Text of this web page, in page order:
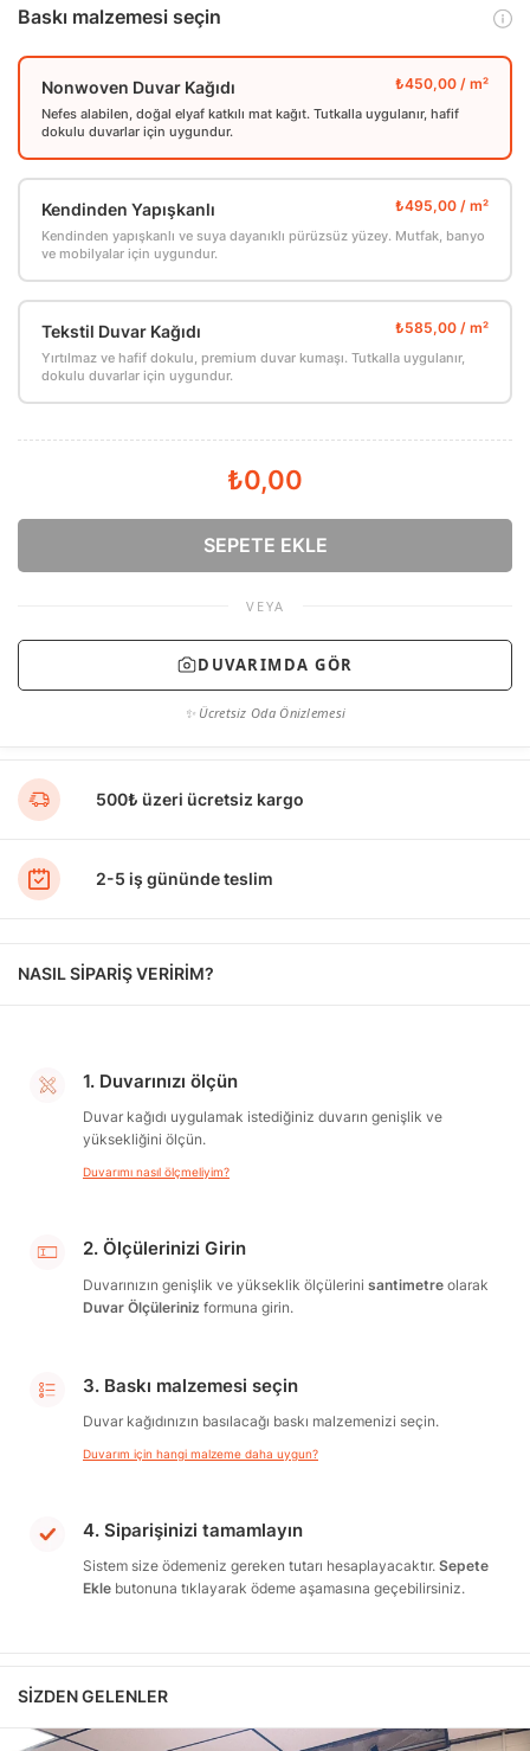
Baskı malzemesi seçin
Nonwoven Duvar Kağıdı
Nefes alabilen, doğal elyaf katkılı mat kağıt. Tutkalla uygulanır, hafif
dokulu duvarlar için uygundur.
Kendinden Yapışkanlı
Kendinden yapışkanlı ve suya dayanıklı pürüzsüz yüzey. Mutfak, banyo
ve mobilyalar için uygundur.
Tekstil Duvar Kağıdı
Yırtılmaz ve hafif dokulu, premium duvar kumaşı. Tutkalla uygulanır,
dokulu duvarlar için uygundur.
₺0,00
SEPETE EKLE
VEYA
DUVARIMDA GÖR
✨ Ücretsiz Oda Önizlemesi
500₺ üzeri ücretsiz kargo
2-5 iş gününde teslim
NASIL SİPARİŞ VERİRİM?
1. Duvarınızı ölçün
Duvar kağıdı uygulamak istediğiniz duvarın genişlik ve
yüksekliğini ölçün.
Duvarımı nasıl ölçmeliyim?
2. Ölçülerinizi Girin
Duvarınızın genişlik ve yükseklik ölçülerini santimetre olarak
Duvar Ölçüleriniz formuna girin.
3. Baskı malzemesi seçin
Duvar kağıdınızın basılacağı baskı malzemenizi seçin.
Duvarım için hangi malzeme daha uygun?
4. Siparişinizi tamamlayın
Sistem size ödemeniz gereken tutarı hesaplayacaktır. Sepete
Ekle butonuna tıklayarak ödeme aşamasına geçebilirsiniz.
SIZDEN GELENLER